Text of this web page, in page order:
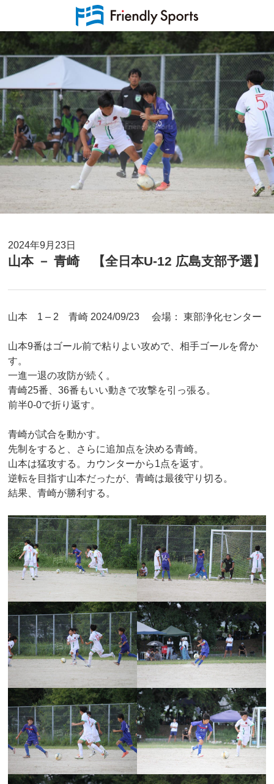
2024年9月23日
山本 － 青崎 【全日本U-12 広島支部予選】
山本 1 – 2 青崎 2024/09/23 会場： 東部浄化センター
山本9番はゴール前で粘りよい攻めで、相手ゴールを脅か
す。
一進一退の攻防が続く。
青崎25番、36番もいい動きで攻撃を引っ張る。
前半0-0で折り返す。
青崎が試合を動かす。
先制をすると、さらに追加点を決める青崎。
山本は猛攻する。カウンターから1点を返す。
逆転を目指す山本だったが、青崎は最後守り切る。
結果、青崎が勝利する。